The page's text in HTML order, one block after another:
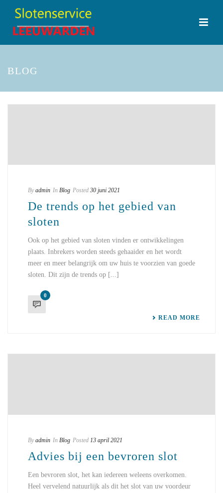
BLOG
By admin In Blog Posted 30 juni 2021
De trends op het gebied van
sloten
Ook op het gebied van sloten vinden er ontwikkelingen
plaats. Inbrekers worden steeds gehaaider en het wordt
meer en meer belangrijk om uw huis te voorzien van goede
sloten. Dit zijn de trends op [...]
0
READ MORE
By admin In Blog Posted 13 april 2021
Advies bij een bevroren slot
Een bevroren slot, het kan iedereen weleens overkomen.
Heel vervelend natuurlijk als dit het slot van uw voordeur